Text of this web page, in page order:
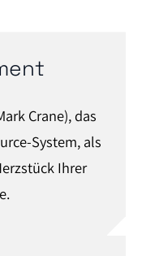
Crane), das
System, als
Ihrer